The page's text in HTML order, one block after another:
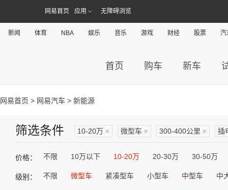
网易首页 应用 无障碍浏览
新闻 体育 NBA 娱乐 音乐 游戏 财经 股票 汽
首页 购车 新车
网易首页 > 网易汽车 > 新能源
筛选条件 10-20万 × 微型车 × 300-400公里 × 插
价格： 不限 10万以下 10-20万 20-30万 30-50万
级别： 不限 微型车 紧凑型车 小型车 中型车 中